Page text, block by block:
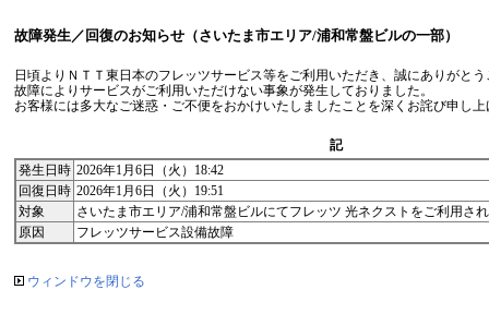
故障発生／回復のお知らせ（さいたま市エリア/浦和常盤ビルの一部）
日頃よりＮＴＴ東日本のフレッツサービス等をご利用いただき、誠にありがと
故障によりサービスがご利用いただけない事象が発生しておりました。
お客様には多大なご迷惑・ご不便をおかけいたしましたことを深くお詫び申し
記
発生日時 2026年1月6日（火）18:42
回復日時 2026年1月6日（火）19:51
対象
さいたま市エリア/浦和常盤ビルにてフレッツ 光ネクストをご利用さ
原因
フレッツサービス設備故障
ウィンドウを閉じる